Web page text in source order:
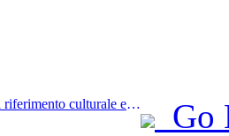
Prev:Il nuovo punto di riferimento culturale e turistico nel subcentro di Pechino, Pinnacle Park, verrà inaugurato ufficialmente quest'anno.
Go